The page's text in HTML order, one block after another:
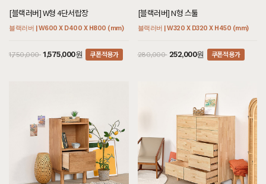
[블랙러버] W형 4단서랍장
블랙러버 | W600 X D400 X H800 (mm)
1,750,000 1,575,000원 쿠폰적용가
[블랙러버] N형 스툴
블랙러버 | W320 X D320 X H450 (mm)
280,000 252,000원 쿠폰적용가